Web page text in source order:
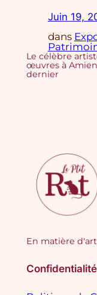
Juin 19,
dans
Le célèbre
œuvres à
dernier
En matière
Confidentialité